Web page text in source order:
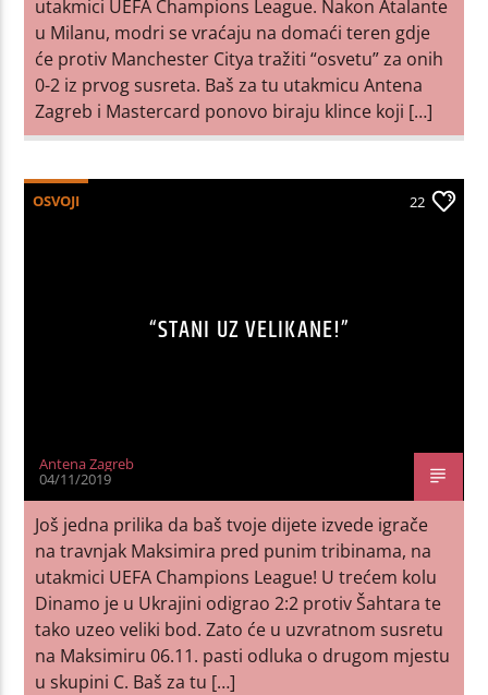
utakmici UEFA Champions League. Nakon Atalante
u Milanu, modri se vraćaju na domaći teren gdje
će protiv Manchester Citya tražiti “osvetu” za onih
0-2 iz prvog susreta. Baš za tu utakmicu Antena
Zagreb i Mastercard ponovo biraju klince koji […]
OSVOJI 22
“STANI UZ VELIKANE!”
Antena Zagreb
04/11/2019
Još jedna prilika da baš tvoje dijete izvede igrače
na travnjak Maksimira pred punim tribinama, na
utakmici UEFA Champions League! U trećem kolu
Dinamo je u Ukrajini odigrao 2:2 protiv Šahtara te
tako uzeo veliki bod. Zato će u uzvratnom susretu
na Maksimiru 06.11. pasti odluka o drugom mjestu
u skupini C. Baš za tu […]